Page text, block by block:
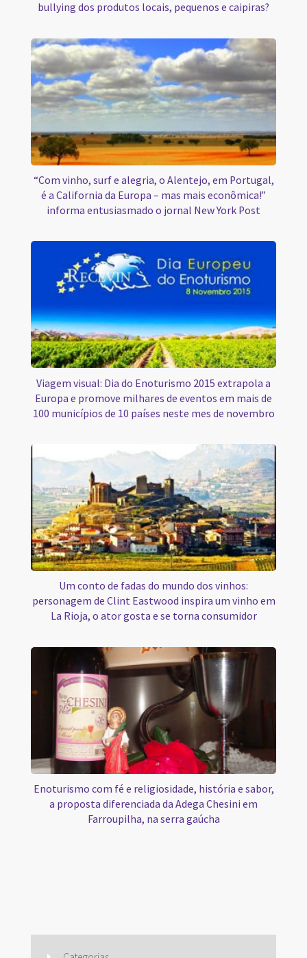
bullying dos produtos locais, pequenos e caipiras?
“Com vinho, surf e alegria, o Alentejo, em Portugal,
é a California da Europa – mas mais econômica!”
informa entusiasmado o jornal New York Post
Viagem visual: Dia do Enoturismo 2015 extrapola a
Europa e promove milhares de eventos em mais de
100 municípios de 10 países neste mes de novembro
Um conto de fadas do mundo dos vinhos:
personagem de Clint Eastwood inspira um vinho em
La Rioja, o ator gosta e se torna consumidor
Enoturismo com fé e religiosidade, história e sabor,
a proposta diferenciada da Adega Chesini em
Farroupilha, na serra gaúcha